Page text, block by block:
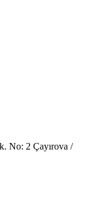
No: 2 Çayırova /